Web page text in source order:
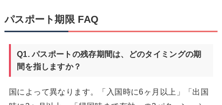
パスポート期限 FAQ
Q1. パスポートの残存期間は、どのタイミングの期
間を指しますか？
国によって異なります。「入国時に6ヶ月以上」「出国